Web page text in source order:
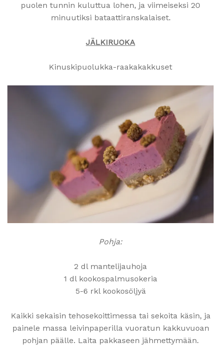
puolen tunnin kuluttua lohen, ja viimeiseksi 20
minuutiksi bataattiranskalaiset.
JÄLKIRUOKA
Kinuskipuolukka-raakakakkuset
Pohja:
2 dl mantelijauhoja
1 dl kookospalmusokeria
5-6 rkl kookosöljyä
Kaikki sekaisin tehosekoittimessa tai sekoita käsin, ja
painele massa leivinpaperilla vuoratun kakkuvuoan
pohjan päälle. Laita pakkaseen jähmettymään.